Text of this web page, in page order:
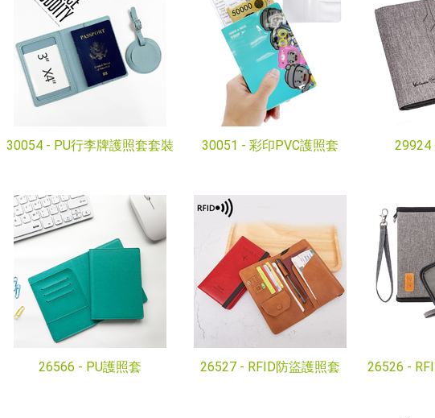
30054 - PU行李牌護照套套裝 30051 - 彩印PVC護照套 29924
26566 - PU護照套 26527 - RFID防盜護照套 26526 -